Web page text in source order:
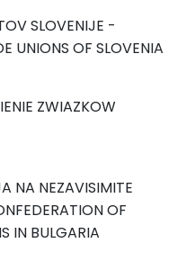
SLOVENIJE -
UNIONS OF SLOVENIA
ZWIAZKOW
NA NEZAVISIMITE
OF
IN BULGARIA